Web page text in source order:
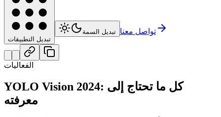
تبديل التطبيقات
تبديل السمة تواصل معنا
الفعاليات
YOLO Vision 2024: كل ما تحتاج إلى
معرفته